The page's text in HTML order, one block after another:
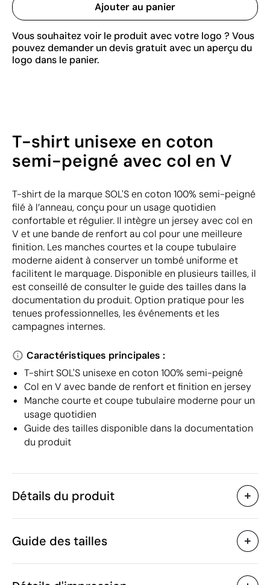
Ajouter au panier
Vous souhaitez voir le produit avec votre logo ? Vous
pouvez demander un devis gratuit avec un aperçu du
logo dans le panier.
T-shirt unisexe en coton
semi-peigné avec col en V
T-shirt de la marque SOL'S en coton 100% semi-peigné
filé à l’anneau, conçu pour un usage quotidien
confortable et régulier. Il intègre un jersey avec col en
V et une bande de renfort au col pour une meilleure
finition. Les manches courtes et la coupe tubulaire
moderne aident à conserver un tombé uniforme et
facilitent le marquage. Disponible en plusieurs tailles, il
est conseillé de consulter le guide des tailles dans la
documentation du produit. Option pratique pour les
tenues professionnelles, les événements et les
campagnes internes.
Caractéristiques principales :
T-shirt SOL'S unisexe en coton 100% semi-peigné
Col en V avec bande de renfort et finition en jersey
Manche courte et coupe tubulaire moderne pour un
usage quotidien
Guide des tailles disponible dans la documentation
du produit
Détails du produit
Caractéristiques
Code du produit
Guide des tailles